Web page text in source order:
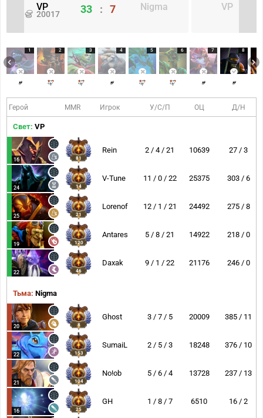
VP
20017
Nigma
33 : 7 VP
1 2 3 4 5 6 7 8
Герой MMR Игрок У/С/П ОЦ Д/Н
Свет: VP
16 81
Rein 2 / 4 / 21 10639 27 / 3
24 14
V-Tune 11 / 0 / 22 25375 303 / 6
25 21
Lorenof 12 / 1 / 21 24492 275 / 8
19 120
Antares 5 / 8 / 21 14922 218 / 0
22 46
Daxak 9 / 1 / 22 21176 246 / 0
Тьма: Nigma
20 8
Ghost 3 / 7 / 5 20009 385 / 11
22 153
SumaiL 2 / 5 / 3 18248 376 / 10
21 104
No!ob 5 / 6 / 4 13728 237 / 13
16 25
GH 1 / 8 / 7 6510 16 / 2